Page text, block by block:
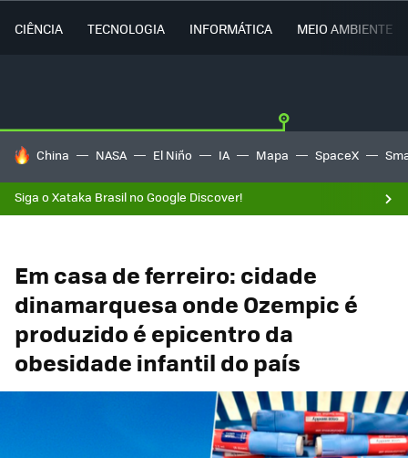
CIÊNCIA TECNOLOGIA INFORMÁTICA MEIO AMBIENTE
TENDÊNCIAS DO DIA
China NASA El Niño IA Mapa SpaceX
Siga o Xataka Brasil no Google Discover!
Em casa de ferreiro: cidade
dinamarquesa onde Ozempic é
produzido é epicentro da
obesidade infantil do país